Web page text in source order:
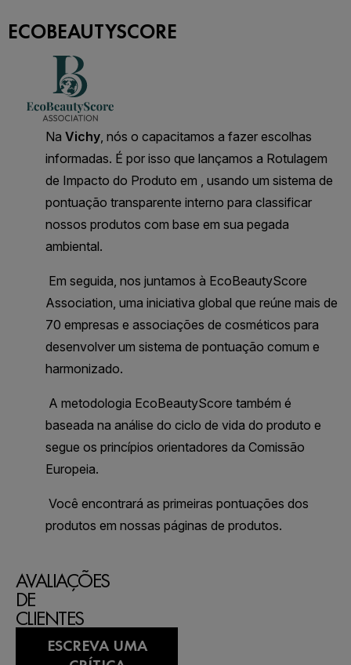
ECOBEAUTYSCORE
AVALIAÇÕES
DE
CLIENTES
ESCREVA UMA